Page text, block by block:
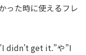
った時に使えるフレ
didn’t get it.”や”I